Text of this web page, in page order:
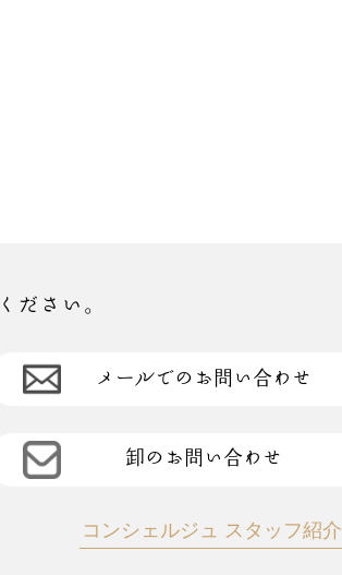
さい。
メールでのお問い合わせ
卸のお問い合わせ
コンシェルジュ スタッフ紹介